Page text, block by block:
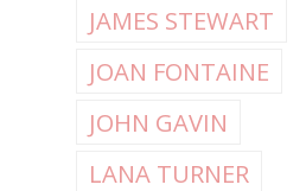
JAMES STEWART
JOAN FONTAINE
JOHN GAVIN
LANA TURNER